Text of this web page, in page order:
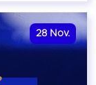
28 Nov.